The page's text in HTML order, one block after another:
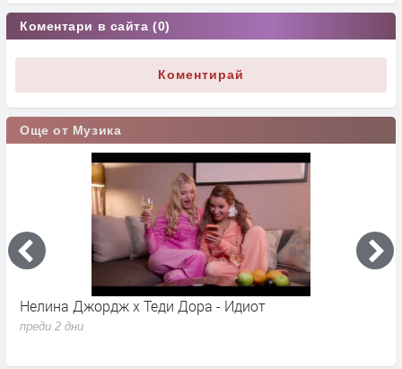
Коментари в сайта (0)
Коментирай
Още от Музика
Нелина Джордж x Теди Дора - Идиот
преди 2 дни